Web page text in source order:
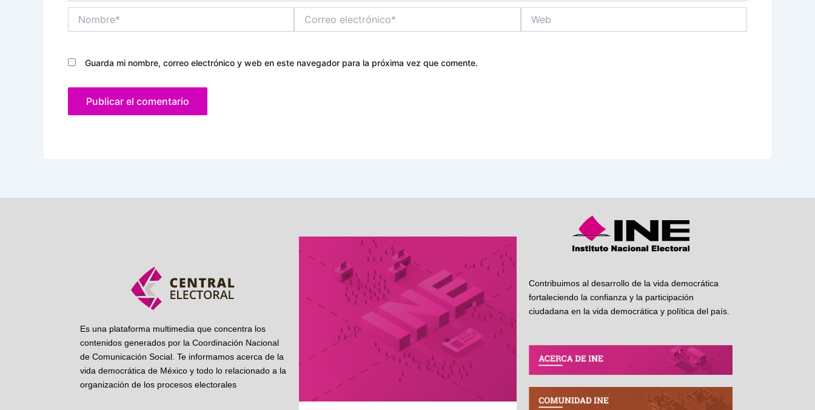
electrónico*
Guarda mi nombre, correo electrónico y web en este navegador para la próxima vez que comente.
Es una plataforma multimedia que concentra los
contenidos generados por la Coordinación Nacional
de Comunicación Social. Te informamos acerca de la
vida democrática de México y todo lo relacionado a la
organización de los procesos electorales
Contribuimos al desarrollo de la vida democrática
fortaleciendo la confianza y la participación
ciudadana en la vida democrática y política del país.